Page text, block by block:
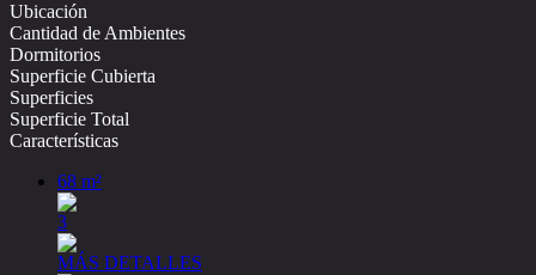
Ubicación
Cantidad de Ambientes
Dormitorios
Superficie Cubierta
Superficies
Superficie Total
Características
68 m²
3
MÁS DETALLES